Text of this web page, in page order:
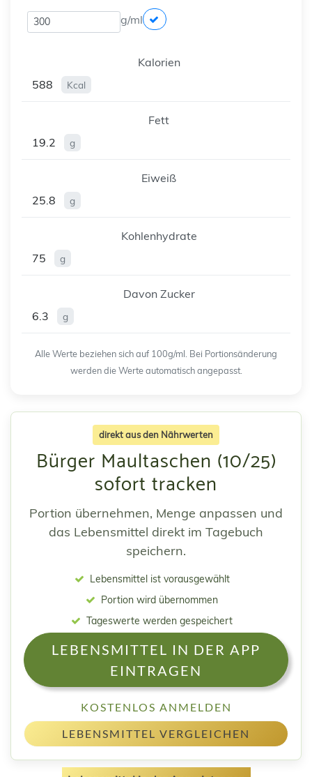
g/ml
Kalorien
588
Kcal
Fett
19.2
g
Eiweiß
25.8
g
Kohlenhydrate
75
g
Davon Zucker
6.3
g
Alle Werte beziehen sich auf 100g/ml. Bei Portionsänderung
werden die Werte automatisch angepasst.
direkt aus den Nährwerten
Bürger Maultaschen (10/25)
sofort tracken
Portion übernehmen, Menge anpassen und
das Lebensmittel direkt im Tagebuch
speichern.
Lebensmittel ist vorausgewählt
Portion wird übernommen
Tageswerte werden gespeichert
LEBENSMITTEL IN DER APP
EINTRAGEN
KOSTENLOS ANMELDEN
LEBENSMITTEL VERGLEICHEN